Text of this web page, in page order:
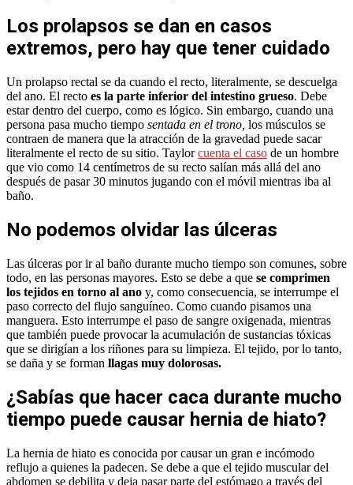
Los prolapsos se dan en casos
extremos, pero hay que tener cuidado
Un prolapso rectal se da cuando el recto, literalmente, se descuelga
del ano. El recto es la parte inferior del intestino grueso. Debe
estar dentro del cuerpo, como es lógico. Sin embargo, cuando una
persona pasa mucho tiempo sentada en el trono, los músculos se
contraen de manera que la atracción de la gravedad puede sacar
literalmente el recto de su sitio. Taylorcuenta el caso de un hombre
que vio como 14 centímetros de su recto salían más allá del ano
después de pasar 30 minutos jugando con el móvil mientras iba al
baño.
No podemos olvidar las úlceras
Las úlceras por ir al baño durante mucho tiempo son comunes, sobre
todo, en las personas mayores. Esto se debe a que se comprimen
los tejidos en torno al ano y, como consecuencia, se interrumpe el
paso correcto del flujo sanguíneo. Como cuando pisamos una
manguera. Esto interrumpe el paso de sangre oxigenada, mientras
que también puede provocar la acumulación de sustancias tóxicas
que se dirigían a los riñones para su limpieza. El tejido, por lo tanto,
se daña y se forman llagas muy dolorosas.
¿Sabías que hacer caca durante mucho
tiempo puede causar hernia de hiato?
La hernia de hiato es conocida por causar un gran e incómodo
reflujo a quienes la padecen. Se debe a que el tejido muscular del
abdomen se debilita y deja pasar parte del estómago a través del